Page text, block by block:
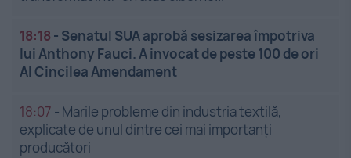
18:18 - Senatul SUA aprobă sesizarea împotriva
lui Anthony Fauci. A invocat de peste 100 de ori
Al Cincilea Amendament
18:07 - Marile probleme din industria textilă,
explicate de unul dintre cei mai importanți
producători